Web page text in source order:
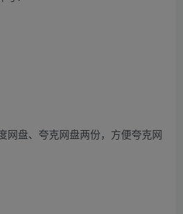
网盘、夸克网盘两份，方便夸克网